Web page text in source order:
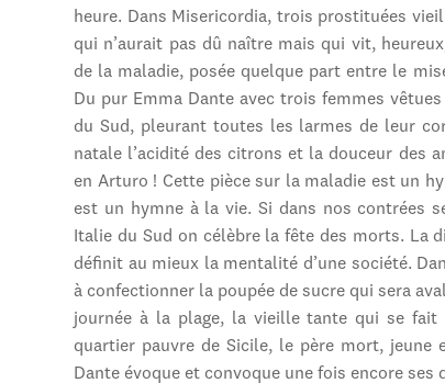
heure. Dans Misericordia, trois prostituées
qui n’aurait pas dû naître mais qui vit,
de la maladie, posée quelque part entre le
Du pur Emma Dante avec trois femmes
du Sud, pleurant toutes les larmes de leur
natale l’acidité des citrons et la douceur des
en Arturo ! Cette pièce sur la maladie est un
est un hymne à la vie. Si dans nos contrées
Italie du Sud on célèbre la fête des morts. La
définit au mieux la mentalité d’une société.
à confectionner la poupée de sucre qui sera
journée à la plage, la vieille tante qui se fait
quartier pauvre de Sicile, le père mort, jeune
Dante évoque et convoque une fois encore ses